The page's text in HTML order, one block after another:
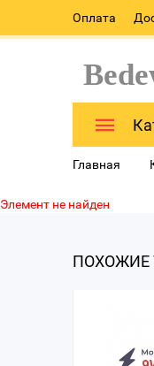
Оплата
Главная
Элемент не найден
ПОХОЖИЕ